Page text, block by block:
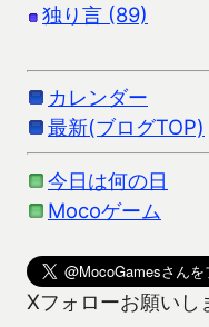
独り言 (89)
カレンダー
最新(ブログTOP)
今日は何の日
Mocoゲーム
Xフォローお願いし